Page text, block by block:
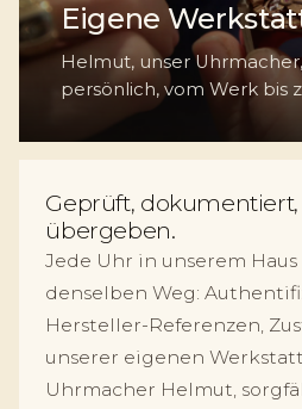
Eigene
Helmut, unser
persönlich, vom Werk bis
Geprüft,
übergeben.
Jede Uhr in unserem
denselben Weg:
Hersteller-Referenzen,
unserer eigenen
Uhrmacher Helmut,